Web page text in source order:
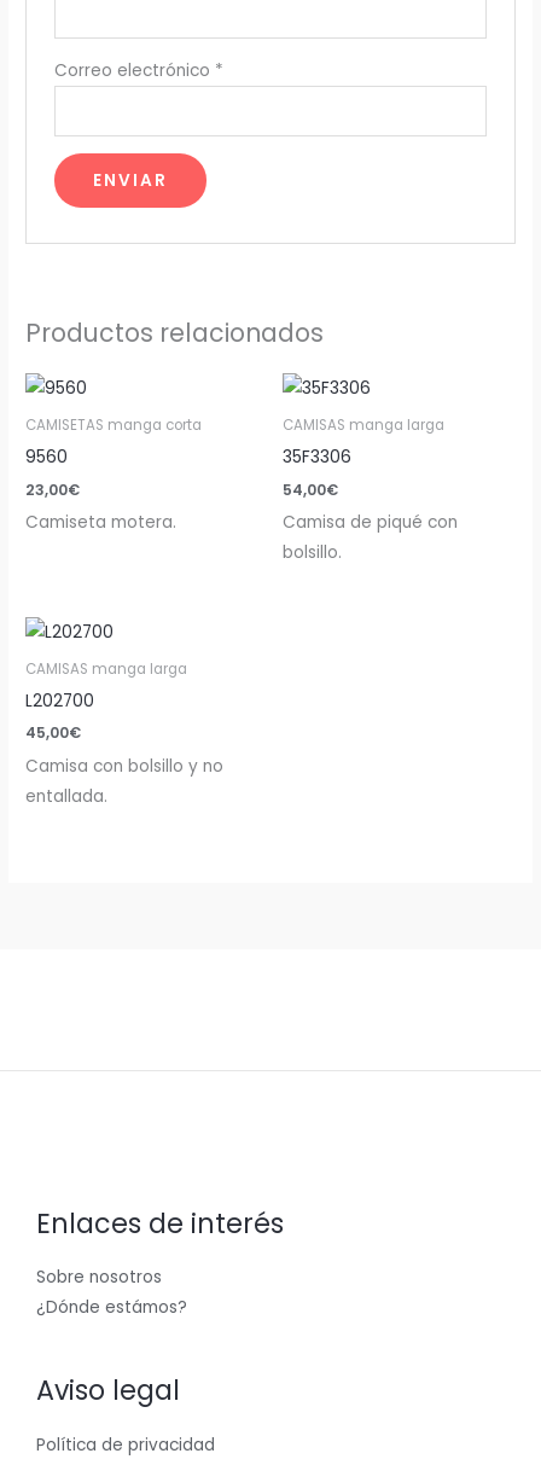
Correo electrónico *
Productos relacionados
CAMISETAS manga corta
9560
23,00€
Camiseta motera.
CAMISAS manga larga
35F3306
54,00€
Camisa de piqué con
bolsillo.
CAMISAS manga larga
L202700
45,00€
Camisa con bolsillo y no
entallada.
Enlaces de interés
Sobre nosotros
¿Dónde estámos?
Aviso legal
Política de privacidad